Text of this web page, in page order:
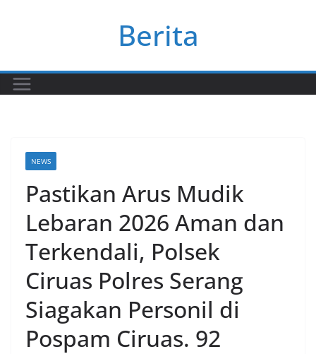
Berita
NEWS
Pastikan Arus Mudik
Lebaran 2026 Aman dan
Terkendali, Polsek
Ciruas Polres Serang
Siagakan Personil di
Pospam Ciruas. 92